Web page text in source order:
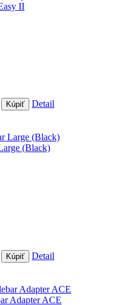
II
Detail
(Black)
Detail
Adapter ACE